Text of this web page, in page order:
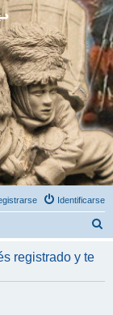
Identificarse
c
registrado y te